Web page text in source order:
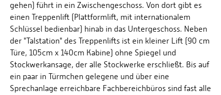
gehen) führt in ein Zwischengeschoss. Von dort gibt es
einen Treppenlift (Plattformlift, mit internationalem
Schlüssel bedienbar) hinab in das Untergeschoss. Neben
der "Talstation" des Treppenlifts ist ein kleiner Lift (90 cm
Türe, 105cm x 140cm Kabine) ohne Spiegel und
Stockwerkansage, der alle Stockwerke erschließt. Bis auf
ein paar in Türmchen gelegene und über eine
Sprechanlage erreichbare Fachbereichbüros sind fast alle